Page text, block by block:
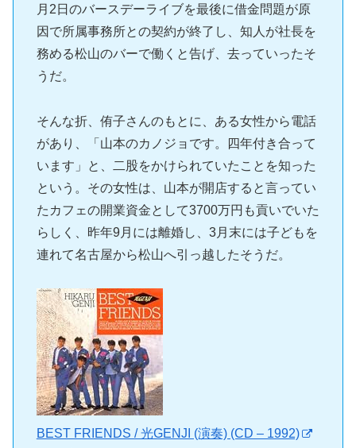
月2日のバースデーライブを最後に借金問題が原
因で所属事務所との契約が終了し、知人が社長を
務める松山のバーで働くと告げ、去っていったそ
うだ。
そんな折、侑子さんのもとに、ある女性から電話
があり、「山本のカノジョです。四年付き合って
います」と、二股をかけられていたことを知った
という。その女性は、山本が開店すると言ってい
たカフェの開業資金として3700万円も貢いでいた
らしく、昨年9月には離婚し、3月末には子どもを
連れて名古屋から松山へ引っ越したそうだ。
BEST FRIENDS / 光GENJI (演奏) (CD – 1992)